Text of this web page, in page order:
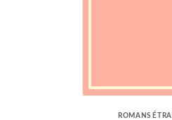
ROMANS